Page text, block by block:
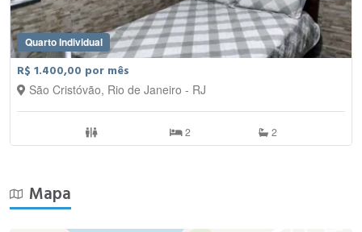
Quarto Individual
R$ 1.400,00 por mês
São Cristóvão, Rio de Janeiro - RJ
2 2
Mapa